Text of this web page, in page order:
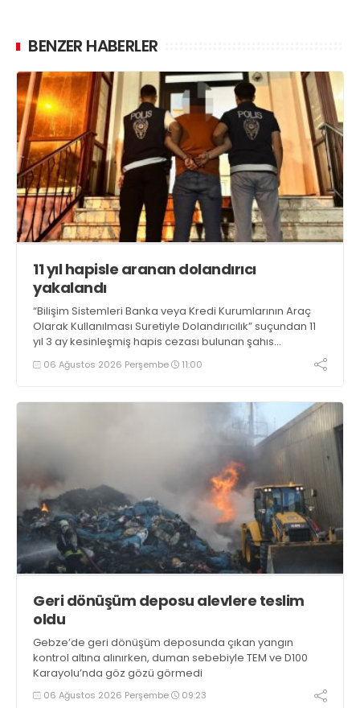
BENZER HABERLER
11 yıl hapisle aranan dolandırıcı
yakalandı
“Bilişim Sistemleri Banka veya Kredi Kurumlarının Araç
Olarak Kullanılması Suretiyle Dolandırıcılık” suçundan 11
yıl 3 ay kesinleşmiş hapis cezası bulunan şahıs
yakalandı
06 Ağustos 2026 Perşembe 11:00
Geri dönüşüm deposu alevlere teslim
oldu
Gebze’de geri dönüşüm deposunda çıkan yangın
kontrol altına alınırken, duman sebebiyle TEM ve D100
Karayolu’nda göz gözü görmedi
06 Ağustos 2026 Perşembe 09:23